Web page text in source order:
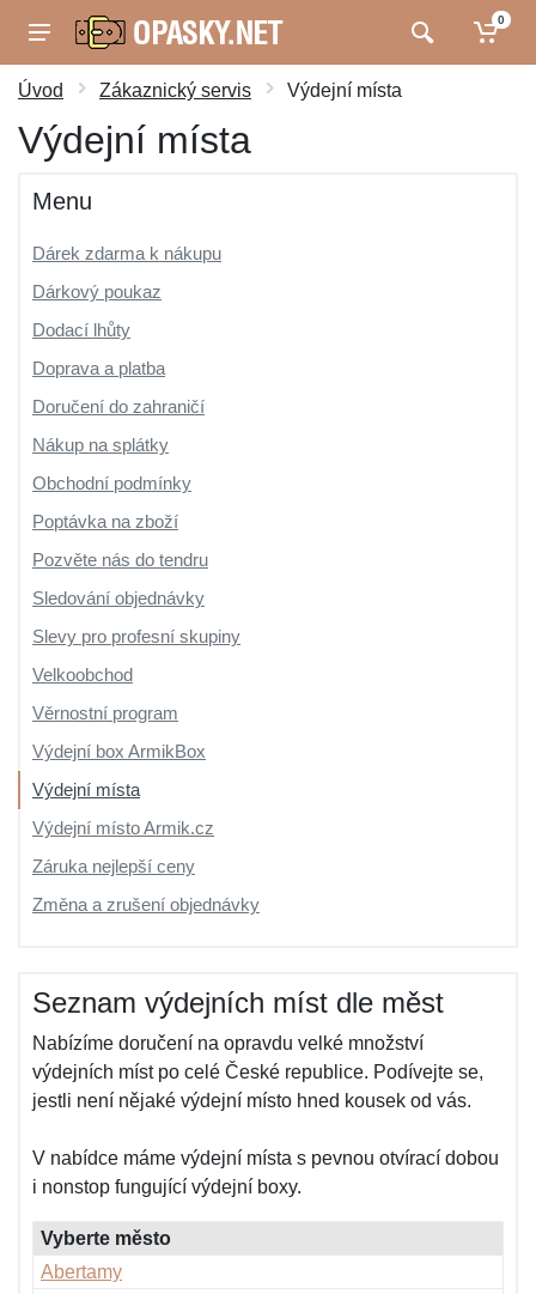
0
Úvod Zákaznický servis Výdejní místa
Výdejní místa
Menu
Dárek zdarma k nákupu
Dárkový poukaz
Dodací lhůty
Doprava a platba
Doručení do zahraničí
Nákup na splátky
Obchodní podmínky
Poptávka na zboží
Pozvěte nás do tendru
Sledování objednávky
Slevy pro profesní skupiny
Velkoobchod
Věrnostní program
Výdejní box ArmikBox
Výdejní místa
Výdejní místo Armik.cz
Záruka nejlepší ceny
Změna a zrušení objednávky
Seznam výdejních míst dle měst
Nabízíme doručení na opravdu velké množství
výdejních míst po celé České republice. Podívejte se,
jestli není nějaké výdejní místo hned kousek od vás.
V nabídce máme výdejní místa s pevnou otvírací dobou
i nonstop fungující výdejní boxy.
Vyberte město
Abertamy